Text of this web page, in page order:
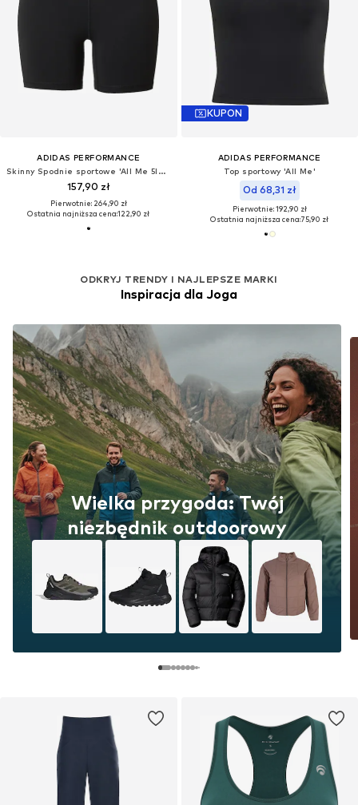
ADIDAS PERFORMANCE
Skinny Spodnie sportowe 'All Me 5INCH'
157,90 zł
Pierwotnie: 264,90 zł
Ostatnia najniższa cena:122,90 zł
ODKRYJ TRENDY I NAJLEPSZE MARKI
Inspiracja dla Joga
Wielka przygoda: Twój
niezbędnik outdoorowy
KUPON
ADIDAS PERFORMANCE
Top sportowy 'All Me'
Od 68,31 zł
Pierwotnie: 192,90 zł
Ostatnia najniższa cena:75,90 zł